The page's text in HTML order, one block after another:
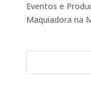
Eventos e
Maquiadora na